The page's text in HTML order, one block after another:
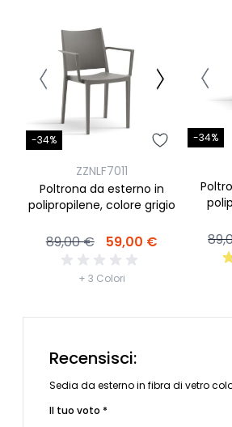
-34%
ZZNLF7011
Poltrona da esterno in
polipropilene, colore grigio
89,00 € 59,00 €
+ 3 Colori
-34%
Recensisci:
Sedia da esterno in fibra di vetro
Il tuo voto *